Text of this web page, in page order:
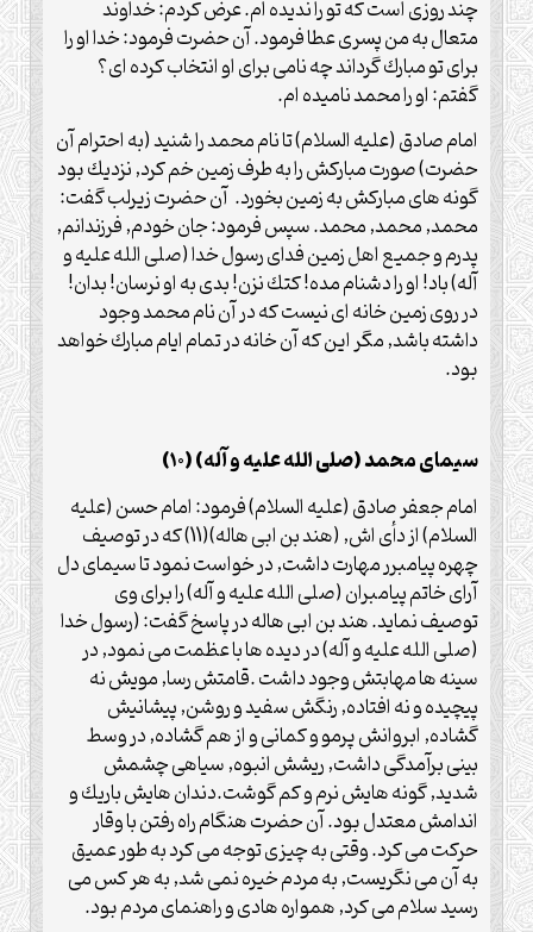
چند روزى است كه تو را نديده ام. عرض كردم: خداوند
متعال به من پسرى عطا فرمود. آن حضرت فرمود: خدا او را
براى تو مبارك گرداند چه نامى براى او انتخاب كرده اى؟
گفتم: او را محمد ناميده ام.
امام صادق (علیه السلام) تا نام محمد را شنيد (به احترام آن
حضرت) صورت مباركش را به طرف زمين خم كرد, نزديك بود
گونه هاى مباركش به زمين بخورد. آن حضرت زيرلب گفت:
محمد, محمد, محمد. سپس فرمود: جان خودم, فرزندانم,
پدرم و جميع اهل زمين فداى رسول خدا (صلی الله علیه و
آله) باد! او را دشنام مده! كتك نزن! بدى به او نرسان! بدان!
در روى زمين خانه اى نيست كه در آن نام محمد وجود
داشته باشد, مگر اين كه آن خانه در تمام ايام مبارك خواهد
بود.
سيماى محمد (صلی الله علیه و آله) (10)
امام جعفر صادق (علیه السلام) فرمود: امام حسن (علیه
السلام) از دأى اش, (هند بن ابى هاله)(11) كه در توصيف
چهره پيامبرر مهارت داشت, در خواست نمود تا سيماى دل
آراى خاتم پيامبران (صلی الله علیه و آله) را براى وى
توصيف نمايد. هند بن ابى هاله در پاسخ گفت: (رسول خدا
(صلی الله علیه و آله) در ديده ها با عظمت مى نمود, در
سينه ها مهابتش وجود داشت .قامتش رسا, مويش نه
پيچيده و نه افتاده, رنگش سفيد و روشن, پيشانيش
گشاده, ابروانش پرمو و كمانى و از هم گشاده, در وسط
بينى برآمدگى داشت, ريشش انبوه, سياهى چشمش
شديد, گونه هايش نرم و كم گوشت.دندان هايش باريك و
اندامش معتدل بود. آن حضرت هنگام راه رفتن با وقار
حركت مى كرد. وقتى به چيزى توجه مى كرد به طور عميق
به آن مى نگريست, به مردم خيره نمى شد, به هر كس مى
رسيد سلام مى كرد, همواره هادى و راهنماى مردم بود.